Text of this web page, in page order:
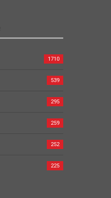
1710
539
295
259
252
225